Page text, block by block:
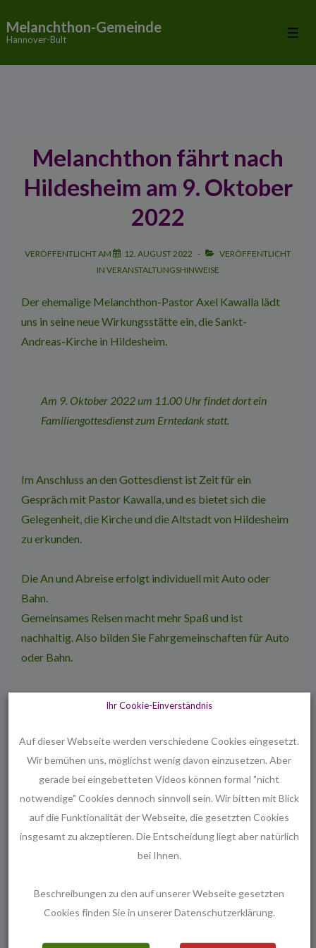
Zum
Melanchthon-Gemeinde
Hannover-Bult
Melanchthon fährt nach
Hildesheim am 9. Oktober
2022
VERÖFFENTLICHT AM 12. AUGUST 2022
VERÖFFENTLICHT
IN VERANSTALTUNGSHINWEISE
Der ehemalige Melanchthon-­Pastor Axel Kawalla lädt
uns in seine neue Wir­kungsstätte ein, die Sankt­-
Andreas-­Kirche in Hildesheim.
Am 9. Oktober 2022 um 11.00 Uhr findet dort ein
Familiengottesdienst zum Ernte­dank statt.
Im Anschluss an den Gottesdienst ist Zeit für ein
Gespräch mit Pastor Kawalla, und es bie­tet sich die
Gelegenheit, die Kirche und die Altstadt von Hildesheim
zu erkunden.
Die An­ und Abreise erfolgt individuell mit Auto oder
Bahn.
Gemeinsames Reisen macht mehr Spaß und ist
nachhaltig. Also bilden Sie Fahrgemein­schaften für Auto
oder Bahn.
Mit der Bahn:
Die S4 ab Bahnhof Bismarckstraße, Fahrt­ dauer ca 34
Minuten. Abfahrt z.B. 9.23 Uhr. Kosten für die einfache
Fahrt ab 6 €.
Kauf der Fahrkarten entweder online oder vor
Fahrtantritt am Automaten.
A7 / B494 oder B6 über Sarstedt
Ihr Cookie-Einverständnis
Auf dieser Webseite werden verschiedene Cookies eingesetzt.
Wir bemühen uns, möglichst wenig davon einzusetzen. Aber
gerade bei eingebetteten Videos können formal "nicht
notwendige" Cookies dennoch sinnvoll sein. Wir bitten mit Blick
auf die Funktionalität der Webseite, die gesetzten Cookies
insgesamt zu akzeptieren. Die Entscheidung liegt aber natürlich
bei Ihnen.
Beschreibungen zu den auf unserer Webseite gesetzten
Cookies finden Sie in unserer Datenschutzerklärung.